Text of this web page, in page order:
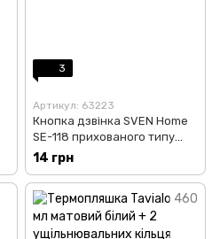
3
Артикул: 63223
Кнопка дзвінка SVEN Home
SE-118 прихованого типу
біла
14 грн